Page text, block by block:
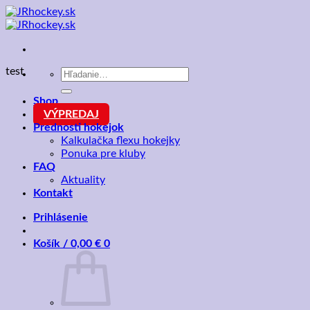
Skip
to
Hľadať:
Shop
VÝPREDAJ
Prednosti hokejok
Kalkulačka flexu hokejky
Ponuka pre kluby
FAQ
Aktuality
Kontakt
Prihlásenie
Košík / 0,00 € 0
test